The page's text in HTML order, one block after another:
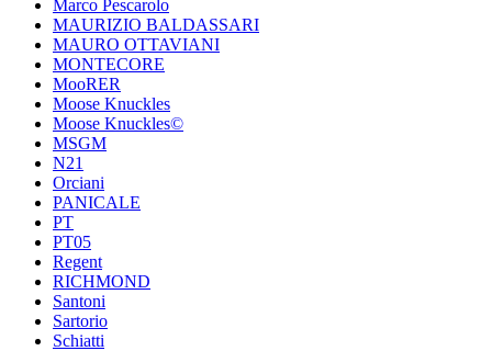
Marco Pescarolo
MAURIZIO BALDASSARI
MAURO OTTAVIANI
MONTECORE
MooRER
Moose Knuckles
Moose Knuckles©️
MSGM
N21
Orciani
PANICALE
PT
PT05
Regent
RICHMOND
Santoni
Sartorio
Schiatti